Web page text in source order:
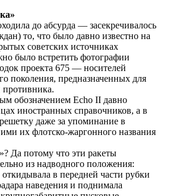
до абсурда — засекречивалось
то, что было давно известно на
советских источниках
было встретить фотографии
проекта 675 — носителей
поколения, предназначенных для
противника.
обозначением Echo II давно
иностранных справочников, а в
даже за упоминание в
их флотско-жаргонного названия
Да потому что эти ракеты
из надводного положения:
в передней части рубки
наведения и поднимала